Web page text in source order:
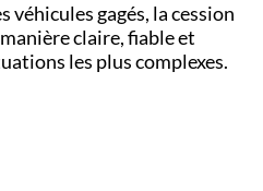
véhicules gagés, la cession
claire, fiable et
les plus complexes.